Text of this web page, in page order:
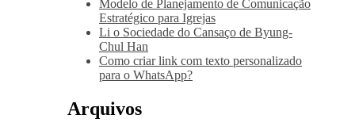
Modelo de Planejamento de Comunicação
Estratégico para Igrejas
Li o Sociedade do Cansaço de Byung-
Chul Han
Como criar link com texto personalizado
para o WhatsApp?
Arquivos